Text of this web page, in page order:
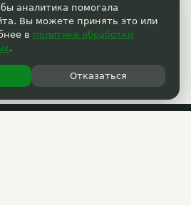
аналитика помогала
Вы можете принять это или
в политике обработки
.
Отказаться